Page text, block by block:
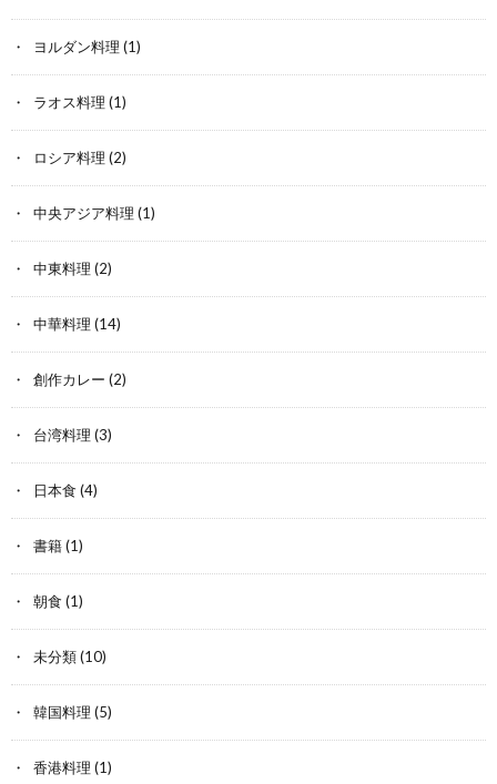
ヨルダン料理 (1)
ラオス料理 (1)
ロシア料理 (2)
中央アジア料理 (1)
中東料理 (2)
中華料理 (14)
創作カレー (2)
台湾料理 (3)
日本食 (4)
書籍(1)
朝食 (1)
未分類(10)
韓国料理 (5)
香港料理 (1)